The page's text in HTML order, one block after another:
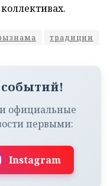
традиции
событий!
официальные
первыми:
Instagram